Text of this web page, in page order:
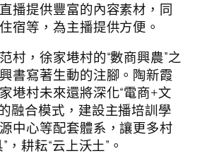
播提供豐富的內容素材，同
宿等，為主播提供方便。
村，徐家塂村的“數商興農”之
書寫著生動的注腳。陶新霞
塂村未來還將深化“電商+文
融合模式，建設主播培訓學
中心等配套體系，讓更多村
，耕耘“云上沃土”。